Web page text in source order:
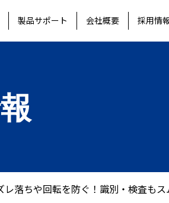
製品サポート 会社概要 採用情
レ落ちや回転を防ぐ！識別・検査も